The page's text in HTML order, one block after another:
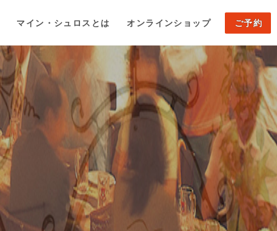
マイン・シュロスとは オンラインショップ ご予約